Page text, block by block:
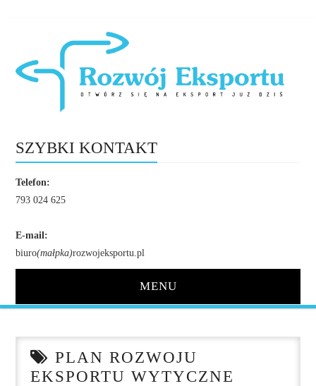
SZYBKI KONTAKT
Telefon:
793 024 625
E-mail:
biuro(małpka)rozwojeksportu.pl
MENU
O NASPLAN ROZWOJU
EKSPORTU WYTYCZNE